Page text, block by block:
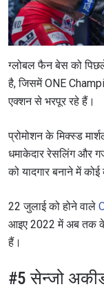
ग्लोबल फैन बेस को
है, जिसमें ONE
एक्शन से भरपूर रहे हैं।
प्रोमोशन के मिक्स्ड
धमाकेदार रेसलिंग और
को यादगार बनाने में
22 जुलाई को होने वाले
आइए 2022 में अब तक
हैं।
#5 सेन्जो